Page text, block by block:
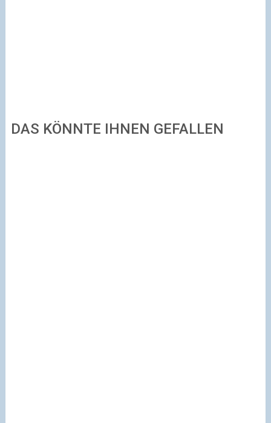
DAS KÖNNTE IHNEN GEFALLEN